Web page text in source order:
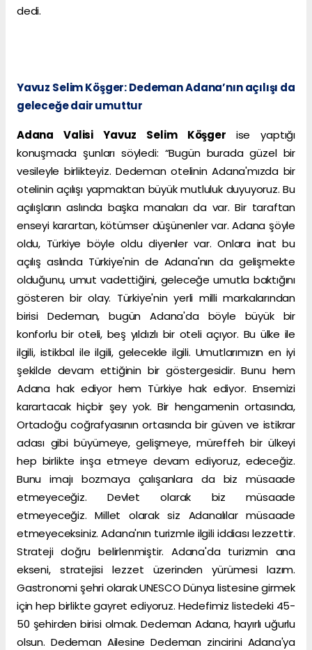
dedi.
Yavuz Selim Köşger: Dedeman Adana’nın açılışı da
geleceğe dair umuttur
Adana Valisi Yavuz Selim Köşger ise yaptığı
konuşmada şunları söyledi: “Bugün burada güzel bir
vesileyle birlikteyiz. Dedeman otelinin Adana'mızda bir
otelinin açılışı yapmaktan büyük mutluluk duyuyoruz. Bu
açılışların aslında başka manaları da var. Bir taraftan
enseyi karartan, kötümser düşünenler var. Adana şöyle
oldu, Türkiye böyle oldu diyenler var. Onlara inat bu
açılış aslında Türkiye'nin de Adana'nın da gelişmekte
olduğunu, umut vadettiğini, geleceğe umutla baktığını
gösteren bir olay. Türkiye'nin yerli milli markalarından
birisi Dedeman, bugün Adana'da böyle büyük bir
konforlu bir oteli, beş yıldızlı bir oteli açıyor. Bu ülke ile
ilgili, istikbal ile ilgili, gelecekle ilgili. Umutlarımızın en iyi
şekilde devam ettiğinin bir göstergesidir. Bunu hem
Adana hak ediyor hem Türkiye hak ediyor. Ensemizi
karartacak hiçbir şey yok. Bir hengamenin ortasında,
Ortadoğu coğrafyasının ortasında bir güven ve istikrar
adası gibi büyümeye, gelişmeye, müreffeh bir ülkeyi
hep birlikte inşa etmeye devam ediyoruz, edeceğiz.
Bunu imajı bozmaya çalışanlara da biz müsaade
etmeyeceğiz. Devlet olarak biz müsaade
etmeyeceğiz. Millet olarak siz Adanalılar müsaade
etmeyeceksiniz. Adana'nın turizmle ilgili iddiası lezzettir.
Strateji doğru belirlenmiştir. Adana'da turizmin ana
ekseni, stratejisi lezzet üzerinden yürümesi lazım.
Gastronomi şehri olarak UNESCO Dünya listesine girmek
için hep birlikte gayret ediyoruz. Hedefimiz listedeki 45-
50 şehirden birisi olmak. Dedeman Adana, hayırlı uğurlu
olsun. Dedeman Ailesine Dedeman zincirini Adana'ya